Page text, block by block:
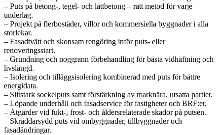
– Puts på betong-, tegel- och lättbetong – rätt metod för varje
underlag.
– Projekt på flerbostäder, villor och kommersiella byggnader i alla
storlekar.
– Fasadtvätt och skonsam rengöring inför puts- eller
renoveringsstart.
– Grundning och noggrann förbehandling för bästa vidhäftning och
livslängd.
– Isolering och tilläggsisolering kombinerad med puts för bättre
energidata.
– Slitstark sockelputs samt förstärkning av marknära, utsatta partier.
– Löpande underhåll och fasadservice för fastigheter och BRF:er.
– Åtgärder vid fukt-, frost- och åldersrelaterade skador på putsen.
– Skräddarsydd puts vid ombyggnader, tillbyggnader och
fasadändringar.